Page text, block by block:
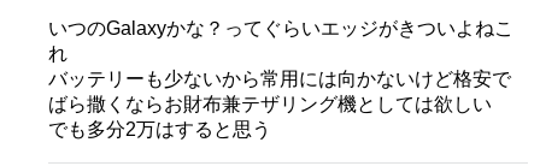
いつのGalaxyかな？ってぐらいエッジがきついよねこ
れ
バッテリーも少ないから常用には向かないけど格安で
ばら撒くならお財布兼テザリング機としては欲しい
でも多分2万はすると思う